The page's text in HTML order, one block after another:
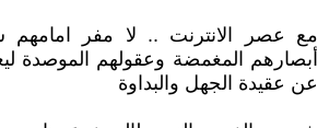
مع عصر الانترنت .. لا مفر امامهم
أبصارهم المغمضة وعقولهم الموصدة
عن عقيدة الجهل والبداوة